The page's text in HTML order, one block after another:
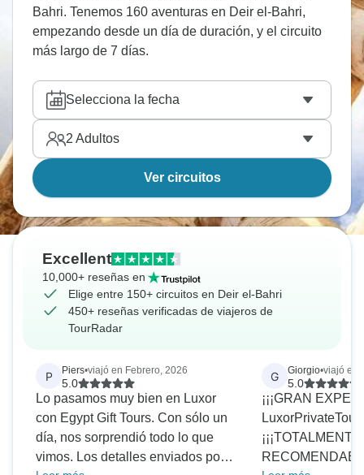
Bahri. Tenemos 160 aventuras en Deir el-Bahri,
empezando desde un día de duración, y el circuito
más largo de 7 días.
Selecciona la fecha
2 Adultos
Ver circuitos
Excellent
10,000+ reseñas en
Elige entre 150+ circuitos en Deir el-Bahri
450+ reseñas verificadas de viajeros de
TourRadar
P Piers•viajó en Febrero, 2026
5.0
Lo pasamos muy bien en Luxor
con Egypt Gift Tours. Con sólo un
día, nos sorprendió todo lo que
vimos. Los detalles enviados por
G Giorgio•viajó en
5.0
¡¡¡GRAN
¡¡¡TOTALMENTE